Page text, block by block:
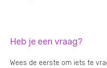
Heb je een vraag?
Wees de eerste om iets te